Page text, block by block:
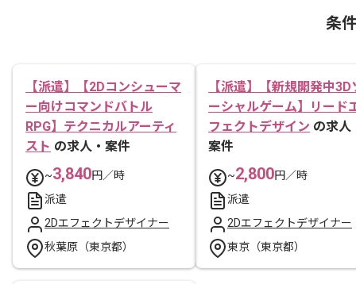
条
【派遣】【2Dコンシューマ
ー向けコマンドバトル
RPG】テクニカルアーティ
スト の求人・案件
~3,840円／時
派遣
2Dエフェクトデザイナー
秋葉原（東京都）
【派遣】【新規開発中3D
ーシャルゲーム】リード
フェクトデザイン の求人
案件
~2,800円／時
派遣
2Dエフェクトデザイナー
東京（東京都）